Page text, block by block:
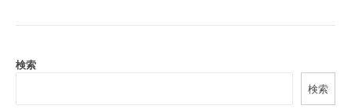
a
検索
検索